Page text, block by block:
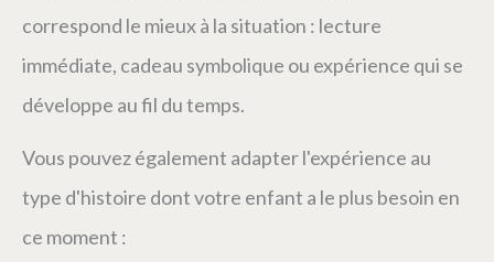
correspond le mieux à la situation : lecture
immédiate, cadeau symbolique ou expérience qui se
développe au fil du temps.
Vous pouvez également adapter l'expérience au
type d'histoire dont votre enfant a le plus besoin en
ce moment :